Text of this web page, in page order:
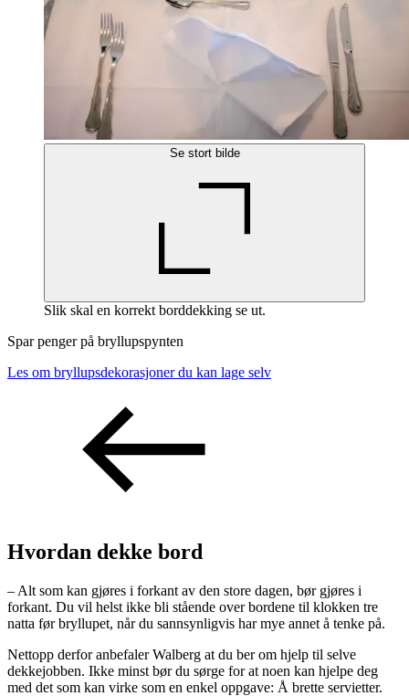
Se stort bilde
Slik skal en korrekt borddekking se ut.
Spar penger på bryllupspynten
Les om bryllupsdekorasjoner du kan lage selv
Hvordan dekke bord
– Alt som kan gjøres i forkant av den store dagen, bør gjøres i
forkant. Du vil helst ikke bli stående over bordene til klokken tre
natta før bryllupet, når du sannsynligvis har mye annet å tenke på.
Nettopp derfor anbefaler Walberg at du ber om hjelp til selve
dekkejobben. Ikke minst bør du sørge for at noen kan hjelpe deg
med det som kan virke som en enkel oppgave: Å brette servietter.